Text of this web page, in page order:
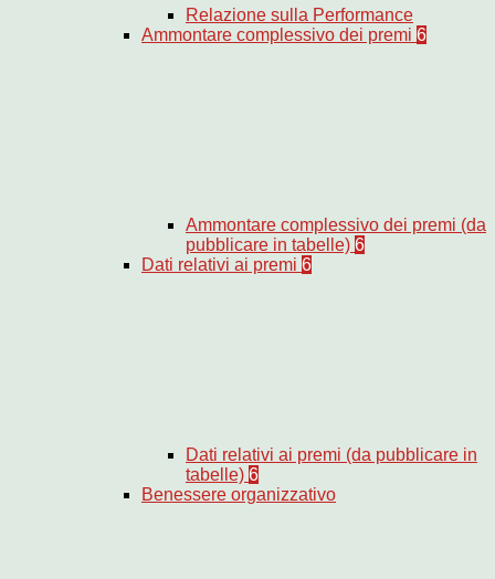
Relazione sulla Performance
Ammontare complessivo dei premi 6
Ammontare complessivo dei premi (da
pubblicare in tabelle) 6
Dati relativi ai premi 6
Dati relativi ai premi (da pubblicare in
tabelle) 6
Benessere organizzativo